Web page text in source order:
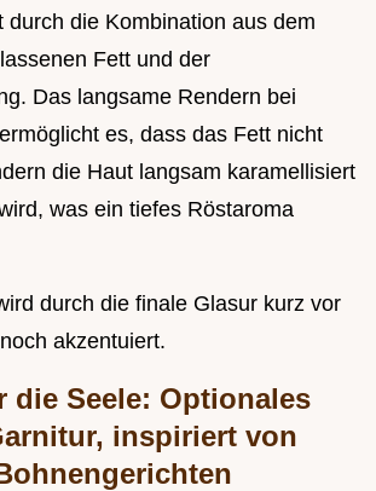
durch die Kombination aus dem
Fett und der
Das langsame Rendern bei
es, dass das Fett nicht
die Haut langsam karamellisiert
was ein tiefes Röstaroma
durch die finale Glasur kurz vor
akzentuiert.
die Seele: Optionales
inspiriert von